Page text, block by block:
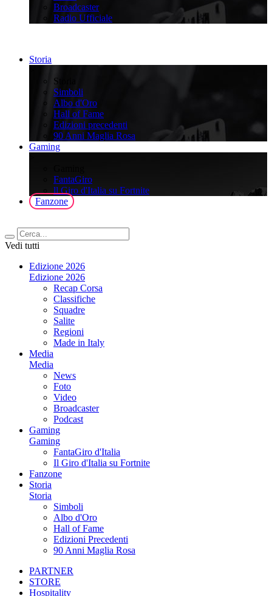
Broadcaster
Radio Ufficiale
Storia
Storia
Simboli
Albo d'Oro
Hall of Fame
Edizioni precedenti
90 Anni Maglia Rosa
Gaming
FantaGiro
ll Giro d'Italia su Fortnite
Fanzone
Vedi tutti
Edizione 2026
Edizione 2026
Recap Corsa
Classifiche
Squadre
Salite
Regioni
Made in Italy
Media
Media
News
Foto
Video
Broadcaster
Podcast
Gaming
Gaming
FantaGiro d'Italia
Il Giro d'Italia su Fortnite
Fanzone
Storia
Storia
Simboli
Albo d'Oro
Hall of Fame
Edizioni Precedenti
90 Anni Maglia Rosa
PARTNER
STORE
Hospitality